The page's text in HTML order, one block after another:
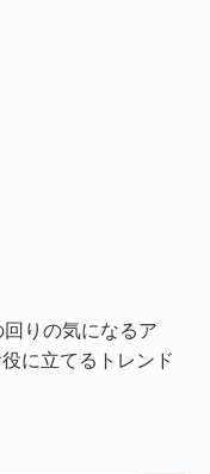
りの気になるア
に立てるトレンド